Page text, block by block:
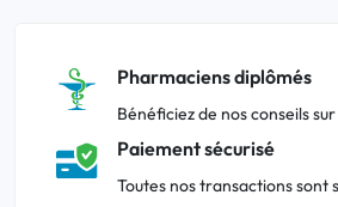
Pharmaciens diplômés
Bénéficiez de nos conseils
Paiement sécurisé
Toutes nos transactions sont